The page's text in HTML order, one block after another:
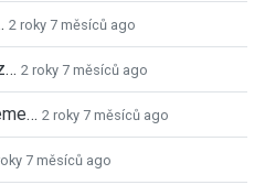
2 roky 7 měsíců ago
2 roky 7 měsíců ago
2 roky 7 měsíců ago
7 měsíců ago